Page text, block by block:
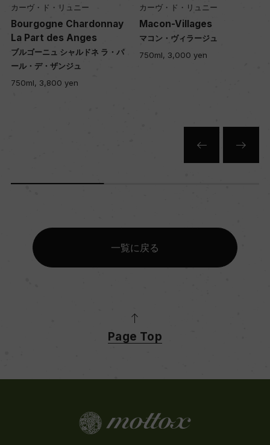
カーヴ・ド・リュニー
Bourgogne Chardonnay
La Part des Anges
ブルゴーニュ シャルドネ ラ・パ
ール・デ・ザンジュ
750ml, 3,800 yen
カーヴ・ド・リュニー
Macon-Villages
マコン・ヴィラージュ
750ml, 3,000 yen
一覧に戻る
Page Top